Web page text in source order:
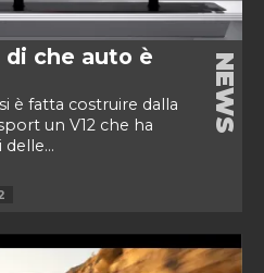
di che auto è
è fatta costruire dalla
un V12 che ha
NEWS